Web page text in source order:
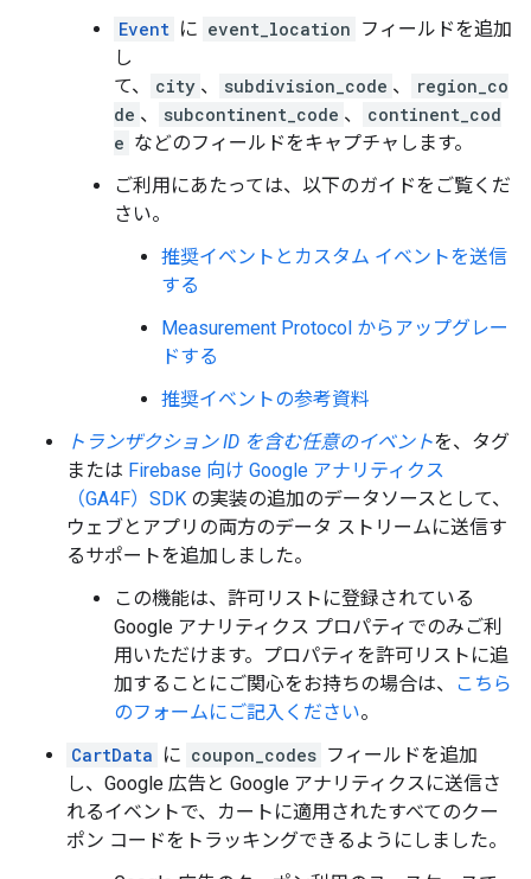
Event に event_location フィールドを追加
し
て、
city 、 subdivision_code 、
region_co
de 、 subcontinent_code 、
continent_cod
e などのフィールドをキャプチャします。
ご利用にあたっては、以下のガイドをご覧くだ
さい。
推奨イベントとカスタム イベントを送信
する
Measurement Protocol からアップグレー
ドする
推奨イベントの参考資料
トランザクション ID を含む任意のイベントを、タグ
または Firebase 向け Google アナリティクス
（GA4F）SDK の実装の追加のデータソースとして、
ウェブとアプリの両方のデータ ストリームに送信す
るサポートを追加しました。
この機能は、許可リストに登録されている
Google アナリティクス プロパティでのみご利
用いただけます。プロパティを許可リストに追
加することにご関心をお持ちの場合は、
こちら
のフォームにご記入ください。
CartData に coupon_codes フィールドを追加
し、Google 広告と Google アナリティクスに送信さ
れるイベントで、カートに適用されたすべてのクー
ポン コードをトラッキングできるようにしました。